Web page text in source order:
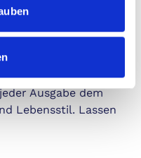
gut ist.
Herzen. Daher
Ausgabe dem
Lebensstil. Lassen